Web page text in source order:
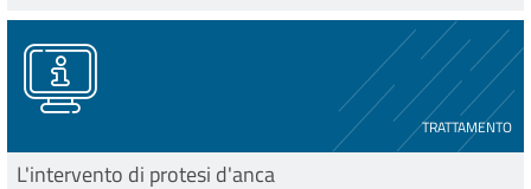
TRATTAMENTO
L'intervento di protesi d'anca